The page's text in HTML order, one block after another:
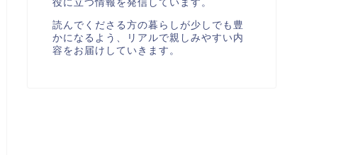
役に立つ情報を発信しています。
読んでくださる方の暮らしが少しでも豊
かになるよう、リアルで親しみやすい内
容をお届けしていきます。